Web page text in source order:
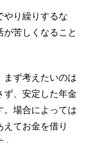
り繰りするな
苦しくなること
まず考えたいのは
ず、安定した年金
。場合によっては
てお金を借り